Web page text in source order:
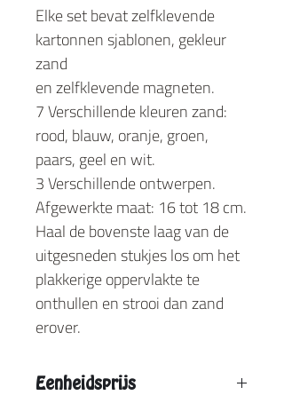
Elke set bevat zelfklevende
kartonnen sjablonen, gekleur
zand
en zelfklevende magneten.
7 Verschillende kleuren zand:
rood, blauw, oranje, groen,
paars, geel en wit.
3 Verschillende ontwerpen.
Afgewerkte maat: 16 tot 18 cm.
Haal de bovenste laag van de
uitgesneden stukjes los om het
plakkerige oppervlakte te
onthullen en strooi dan zand
erover.
Eenheidsprijs